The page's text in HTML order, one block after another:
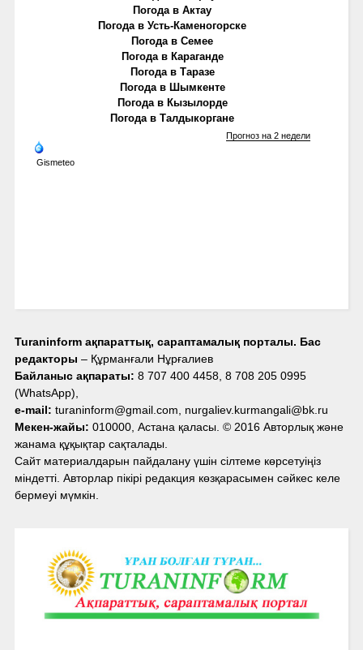
Погода в Актау
Погода в Усть-Каменогорске
Погода в Семее
Погода в Караганде
Погода в Таразе
Погода в Шымкенте
Погода в Кызылорде
Погода в Талдыкоргане
Gismeteo
Прогноз на 2 недели
Turaninform ақпараттық, сараптамалық порталы. Бас
редакторы – Құрманғали Нұрғалиев
Байланыс ақпараты: 8 707 400 4458, 8 708 205 0995
(WhatsApp),
e-mail: turaninform@gmail.com, nurgaliev.kurmangali@bk.ru
Мекен-жайы: 010000, Астана қаласы. © 2016 Авторлық және
жанама құқықтар сақталады.
Сайт материалдарын пайдалану үшін сілтеме көрсетуіңіз
міндетті. Авторлар пікірі редакция көзқарасымен сәйкес келе
бермеуі мүмкін.